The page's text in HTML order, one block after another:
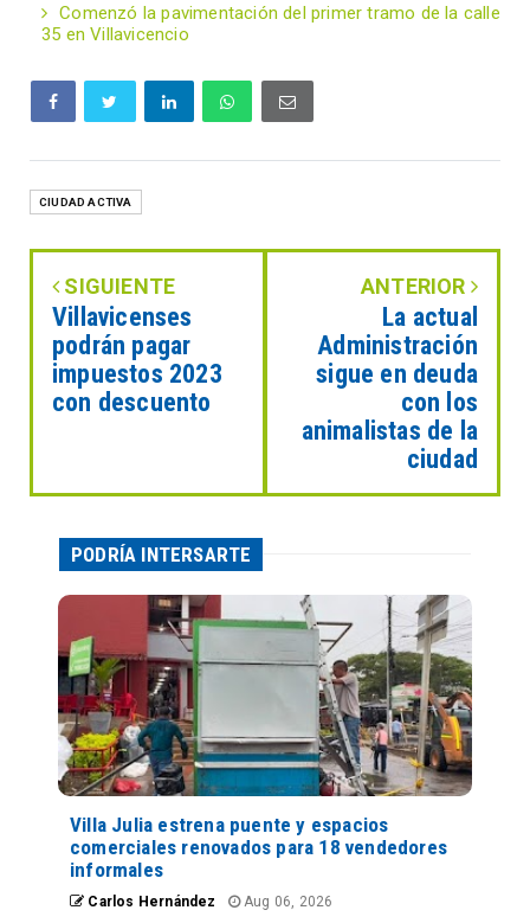
Comenzó la pavimentación del primer tramo de la calle
35 en Villavicencio
CIUDAD ACTIVA
SIGUIENTE
Villavicenses
podrán pagar
impuestos 2023
con descuento
ANTERIOR
La actual
Administración
sigue en deuda
con los
animalistas de la
ciudad
PODRÍA INTERSARTE
Villa Julia estrena puente y espacios
comerciales renovados para 18 vendedores
informales
Carlos Hernández Aug 06, 2026